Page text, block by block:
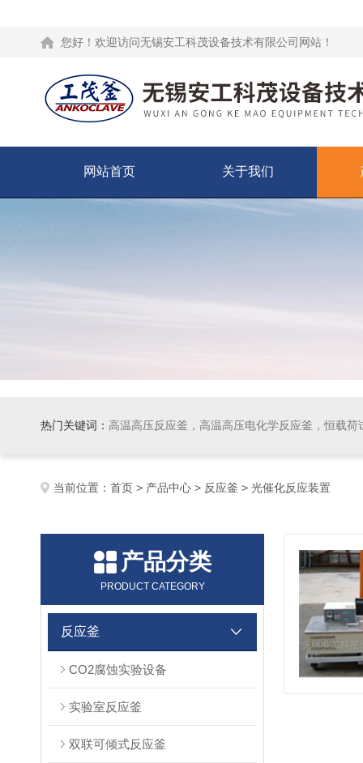
您好！欢迎访问无锡安工科茂设备技术有限公司网站！
网站首页 关于我们
热门关键词： 高温高压反应釜，高温高压电化学反应釜，恒载
当前位置： 首页 > 产品中心 > 反应釜 > 光催化反应装置
产品分类
PRODUCT CATEGORY
反应釜
CO2腐蚀实验设备
实验室反应釜
双联可倾式反应釜